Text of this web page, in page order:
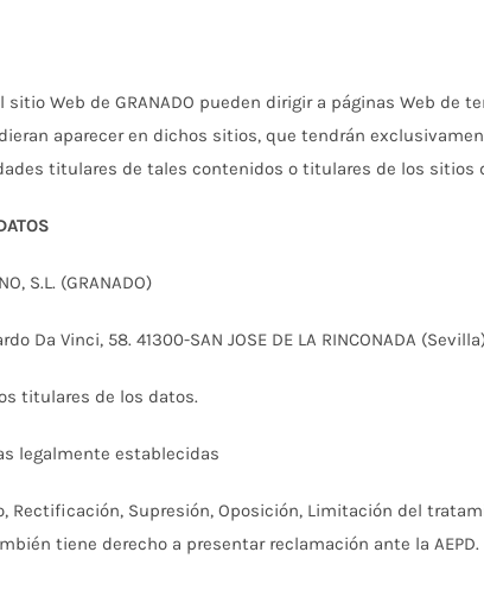
Web de GRANADO pueden dirigir a páginas Web de
aparecer en dichos sitios, que tendrán
titulares de tales contenidos o titulares de los sitios
S.L. (GRANADO)
Da Vinci, 58. 41300-SAN JOSE DE LA RINCONADA
titulares de los datos.
legalmente establecidas
Rectificación, Supresión, Oposición, Limitación del
tiene derecho a presentar reclamación ante la AEPD.